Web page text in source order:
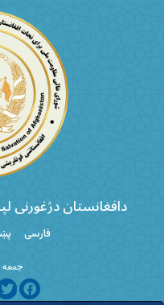
دافغانستان دژغورنی
فارسی
جمعه ۱۶ اسد ۱۴۰۵